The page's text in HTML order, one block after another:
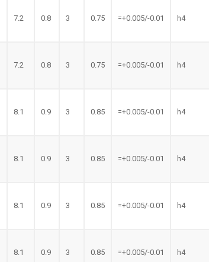
7.2 0.8 3 0.75 =+0.005/-0.01 h4
7.2 0.8 3 0.75 =+0.005/-0.01 h4
8.1 0.9 3 0.85 =+0.005/-0.01 h4
8.1 0.9 3 0.85 =+0.005/-0.01 h4
8.1 0.9 3 0.85 =+0.005/-0.01 h4
8.1 0.9 3 0.85 =+0.005/-0.01 h4